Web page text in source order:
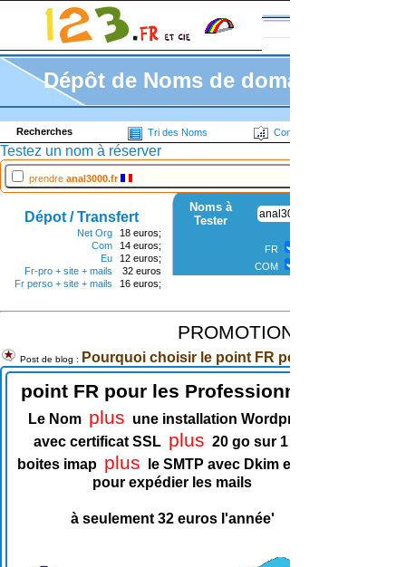
Dépôt de Noms de domaines
Recherches Tri des Noms Contacts Whois
Testez un nom à réserver
prendre anal3000.fr
Dépot / Transfert
Net Org
18 euros;
Com
14 euros;
Eu
12 euros;
Fr-pro + site + mails
32 euros
Fr perso + site + mails
16 euros;
Noms à
Tester
FR
COM
PROMOTION point.FR
Post de blog : Pourquoi choisir le point FR pour faire un site
point FR pour les Professionnels
Le Nom plus une installation Wordpress
avec certificat SSL plus 20 go sur 1 à 5
boites imap plus
le SMTP avec Dkim et SPF
pour expédier les mails
à seulement 32 euros l'année'